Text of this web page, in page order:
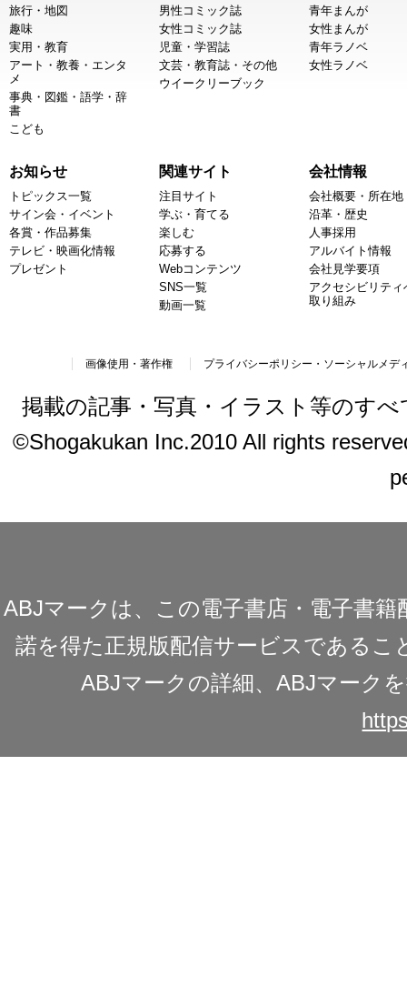
旅行・地図
趣味
実用・教育
アート・教養・エンタ
メ
事典・図鑑・語学・辞
書
こども
男性コミック誌
女性コミック誌
児童・学習誌
文芸・教育誌・その他
ウイークリーブック
青年まんが
女性まんが
青年ラノベ
女性ラノベ
お知らせ
トピックス一覧
サイン会・イベント
各賞・作品募集
テレビ・映画化情報
プレゼント
関連サイト
注目サイト
学ぶ・育てる
楽しむ
応募する
Webコンテンツ
SNS一覧
動画一覧
会社情報
会社概要・所在地
沿革・歴史
人事採用
アルバイト情報
会社見学要項
アクセシビリティ
取り組み
画像使用・著作権 プライバシーポリシー・ソーシャルメデ
掲載の記事・写真・イラスト等のす
©Shogakukan Inc.2010 All rights
ABJマークは、この電子書店・電子書
諾を得た正規版配信サービスであるこ
ABJマークの詳細、ABJマーク